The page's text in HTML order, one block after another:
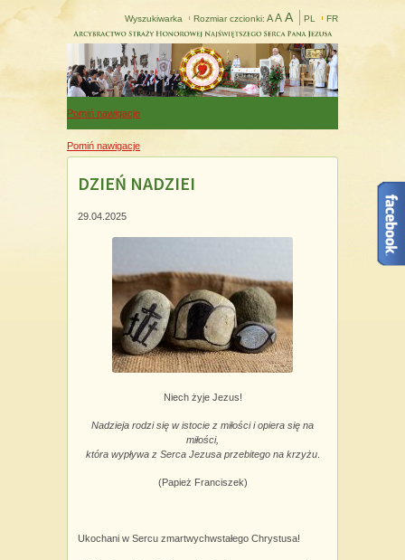
Wyszukiwarka Rozmiar czcionki: A A A PL FR
Pomiń nawigacje
Pomiń nawigacje
DZIEŃ NADZIEI
29.04.2025
Niech żyje Jezus!
Nadzieja rodzi się w istocie z miłości i opiera się na
miłości,
która wypływa z Serca Jezusa przebitego na krzyżu.
(Papież Franciszek)
Ukochani w Sercu zmartwychwstałego Chrystusa!